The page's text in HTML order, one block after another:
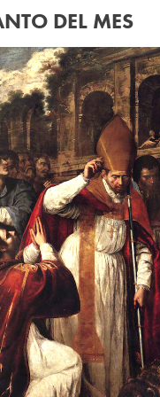
DEL MES